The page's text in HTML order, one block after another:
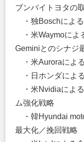
ブンバイトヨタの
・独Boschによ
・米Waymoによ
Geminiとのシナジ
・米Auroraによ
・日ホンダによ
・米Nvidiaによ
ム強化戦略
・韓Hyundai
最大化／挽回戦略